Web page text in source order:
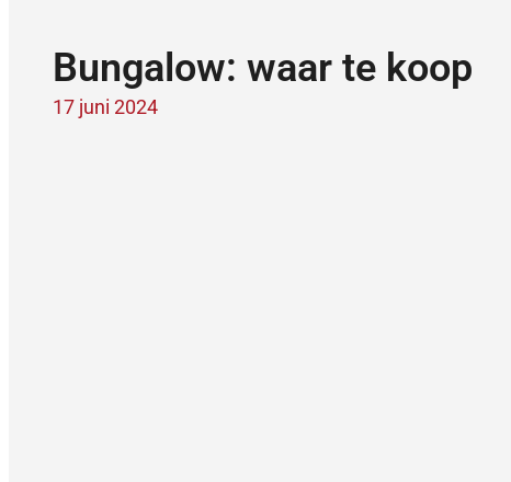
Bungalow: waar te koop
17 juni 2024